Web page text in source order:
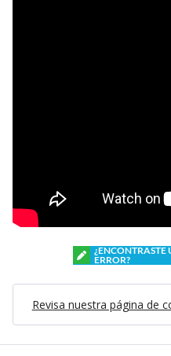
¿ENCONTRASTE
ERROR?
Revisa nuestra página de